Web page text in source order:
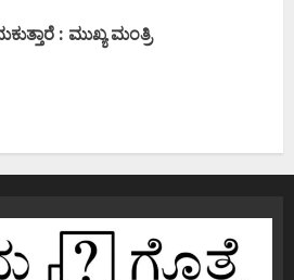
: ಮುಖ್ಯ ಮಂತ್ರಿ